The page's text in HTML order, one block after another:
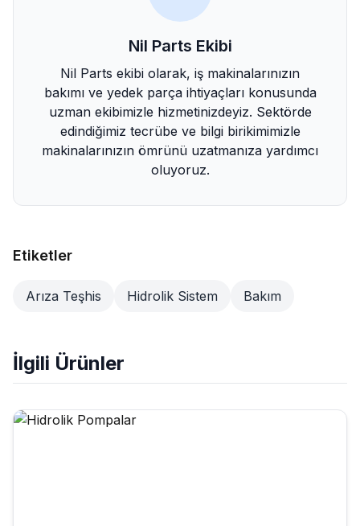
Nil Parts Ekibi
Nil Parts ekibi olarak, iş makinalarınızın
bakımı ve yedek parça ihtiyaçları konusunda
uzman ekibimizle hizmetinizdeyiz. Sektörde
edindiğimiz tecrübe ve bilgi birikimimizle
makinalarınızın ömrünü uzatmanıza yardımcı
oluyoruz.
Etiketler
Arıza Teşhis Hidrolik Sistem Bakım
İlgili Ürünler